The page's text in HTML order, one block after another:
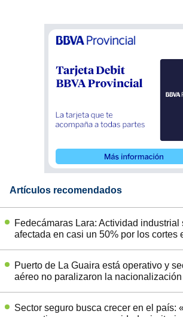
Artículos recomendados
Fedecámaras Lara: Actividad industrial
afectada en casi un 50% por los cortes
Puerto de La Guaira está operativo y
aéreo no paralizaron la
Sector seguro busca crecer en el país: